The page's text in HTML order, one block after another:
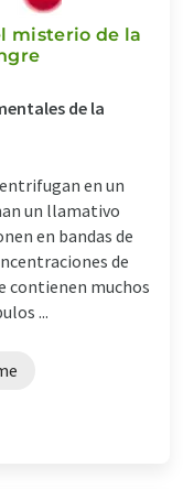
misterio de la
de la
en un
un llamativo
en bandas de
de
contienen muchos
...